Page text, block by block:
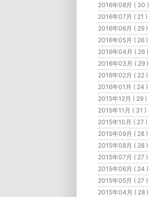
2016年08月 ( 30 )
2016年07月 ( 21 )
2016年06月 ( 29 )
2016年05月 ( 26 )
2016年04月 ( 26 )
2016年03月 ( 29 )
2016年02月 ( 22 )
2016年01月 ( 24 )
2015年12月 ( 29 )
2015年11月 ( 31 )
2015年10月 ( 27 )
2015年09月 ( 28 )
2015年08月 ( 28 )
2015年07月 ( 27 )
2015年06月 ( 24 )
2015年05月 ( 27 )
2015年04月 ( 28 )